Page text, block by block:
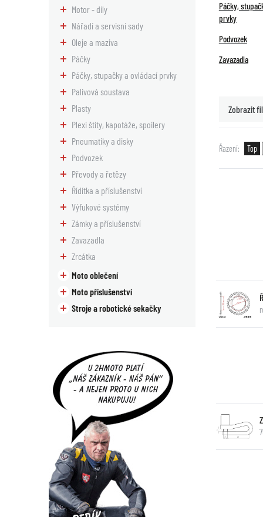
Motor - díly
Nářadí a servisní sady
Oleje a maziva
Páčky
Páčky, stupačky a ovládací prvky
Palivová soustava
Plasty
Plexi štíty, kapotáže, spoilery
Pneumatiky a disky
Podvozek
Převody a řetězy
Řídítka a příslušenství
Výfukové systémy
Zámky a příslušenství
Zavazadla
Zrcátka
Moto oblečení
Moto příslušenství
Stroje a robotické sekačky
Páčky,
prvky
Podvozek
Zavazadla
Zobrazit
Řazení Top